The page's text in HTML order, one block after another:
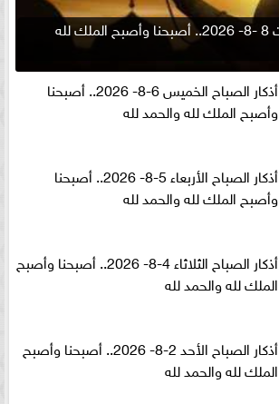
أذكار الصباح السبت 8 -8- 2026.. أصبحنا وأصبح الملك لله
أذكار الصباح الخميس 6-8- 2026.. أصبحنا
وأصبح الملك لله والحمد لله
أذكار الصباح الأربعاء 5-8- 2026.. أصبحنا
وأصبح الملك لله والحمد لله
أذكار الصباح الثلاثاء 4-8- 2026.. أصبحنا وأصبح
الملك لله والحمد لله
أذكار الصباح الأحد 2-8- 2026.. أصبحنا وأصبح
الملك لله والحمد لله